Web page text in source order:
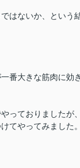
はないか、という
番大きな筋肉に効
っておりましたが
てやってみました。